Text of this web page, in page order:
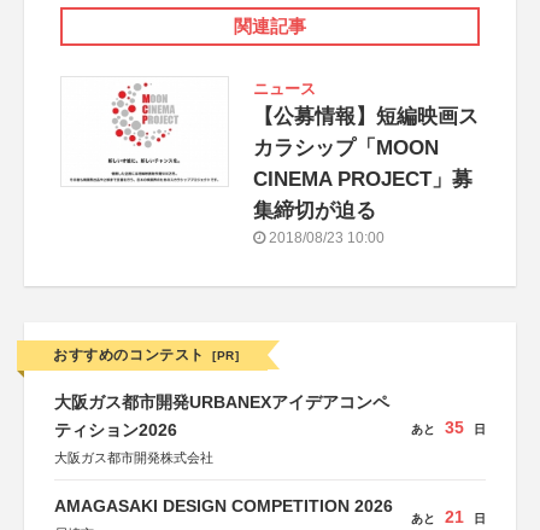
関連記事
ニュース
【公募情報】短編映画ス
カラシップ「MOON
CINEMA PROJECT」募
集締切が迫る
2018/08/23 10:00
おすすめのコンテスト [PR]
大阪ガス都市開発URBANEXアイデアコンペ
ティション2026
大阪ガス都市開発株式会社
あと 35 日
AMAGASAKI DESIGN COMPETITION 2026
あと 21 日